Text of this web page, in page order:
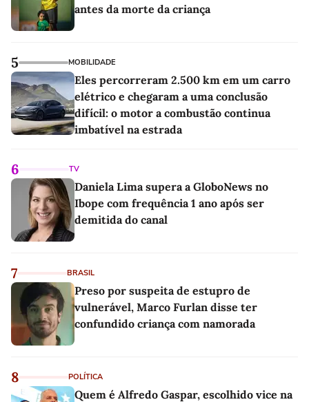
antes da morte da criança
5 MOBILIDADE
Eles percorreram 2.500 km em um carro
elétrico e chegaram a uma conclusão
difícil: o motor a combustão continua
imbatível na estrada
6 TV
Daniela Lima supera a GloboNews no
Ibope com frequência 1 ano após ser
demitida do canal
7 BRASIL
Preso por suspeita de estupro de
vulnerável, Marco Furlan disse ter
confundido criança com namorada
8 POLÍTICA
Quem é Alfredo Gaspar, escolhido vice na